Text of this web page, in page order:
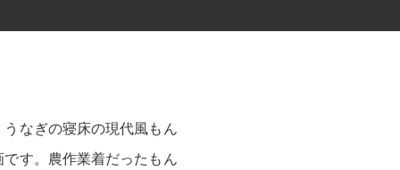
なぎの寝床の現代風もん
す。農作業着だったもん